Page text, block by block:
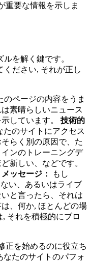
重要な情報を示しま
を解く鍵です。
ください, それが正し
のページの内容をうま
素晴らしいニュース
しています。 技術的
たのサイトにアクセス
らく別の原因で、た
ンのトレーニングデ
新しい、などです。
ッセージ：
もし
い、あるいはライブ
と言ったら、それは
、何か, ほとんどの場
, それを積極的にブロ
正を始めるのに役立ち
たのサイトのパフォ